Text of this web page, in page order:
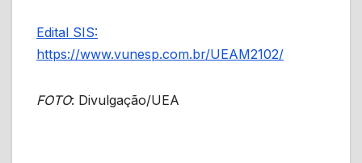
Edital SIS:
https://www.vunesp.com.br/UEAM2102/
FOTO: Divulgação/UEA